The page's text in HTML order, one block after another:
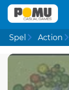
Spel Action